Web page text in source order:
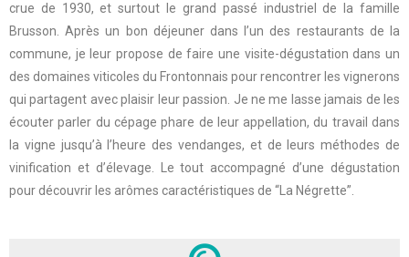
crue de 1930, et surtout le grand passé industriel de la famille
Brusson. Après un bon déjeuner dans l’un des restaurants de la
commune, je leur propose de faire une visite-dégustation dans un
des domaines viticoles du Frontonnais pour rencontrer les vignerons
qui partagent avec plaisir leur passion. Je ne me lasse jamais de les
écouter parler du cépage phare de leur appellation, du travail dans
la vigne jusqu’à l’heure des vendanges, et de leurs méthodes de
vinification et d’élevage. Le tout accompagné d’une dégustation
pour découvrir les arômes caractéristiques de “La Négrette”.